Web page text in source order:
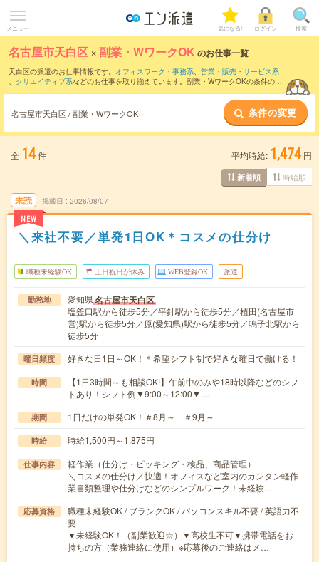
メニュー 気になる! ログイン 検索
名古屋市天白区 ×副業・WワークOK のお仕事一覧
天白区の派遣のお仕事情報です。 オフィスワーク・事務系、 営業・販売・サービス系
、 クリエイティブ系などのお仕事を取り揃えています。副業・WワークOKの条件の他
名古屋市天白区 / 副業・WワークOK 条件の変更
全 14件 平均時給: 1,474 円
新着順 時給順
未読
NEW
掲載日 2026/08/07
＼来社不要／単発1日OK＊コスメの仕分け
職種未経験OK 土日祝日が休み WEB登録OK 派遣
勤務地 愛知県名古屋市天白区
塩釜口駅から徒歩5分／平針駅から徒歩5分／植田(名古屋市
営)駅から徒歩5分／原(愛知県)駅から徒歩5分／鳴子北駅から
徒歩5分
曜日頻度 好きな日1日～OK！＊希望シフト制で好きな曜日で働ける！
時間
【1日3時間～も相談OK!】午前中のみや18時以降などのシフ
トあり！シフト例▼9:00～12:00▼…
期間 1日だけの単発OK！＃8月～ ＃9月～
時給 時給1,500円～1,875円
仕事内容
軽作業（仕分け・ピッキング・検品、商品管理）
＼コスメの仕分け／快適！オフィスなど室内のカンタン軽作
業書類整理や仕分けなどのシンプルワーク！未経験…
応募資格
職種未経験OK / ブランクOK / パソコンスキル不要 / 英語力不
要
▼未経験OK！（副業歓迎☆）▼高校生不可▼携帯電話をお
持ちの方（業務連絡に使用）※応募後のご連絡はメ…